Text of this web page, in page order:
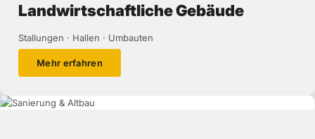
Landwirtschaftliche Gebäude
Stallungen · Hallen · Umbauten
Mehr erfahren